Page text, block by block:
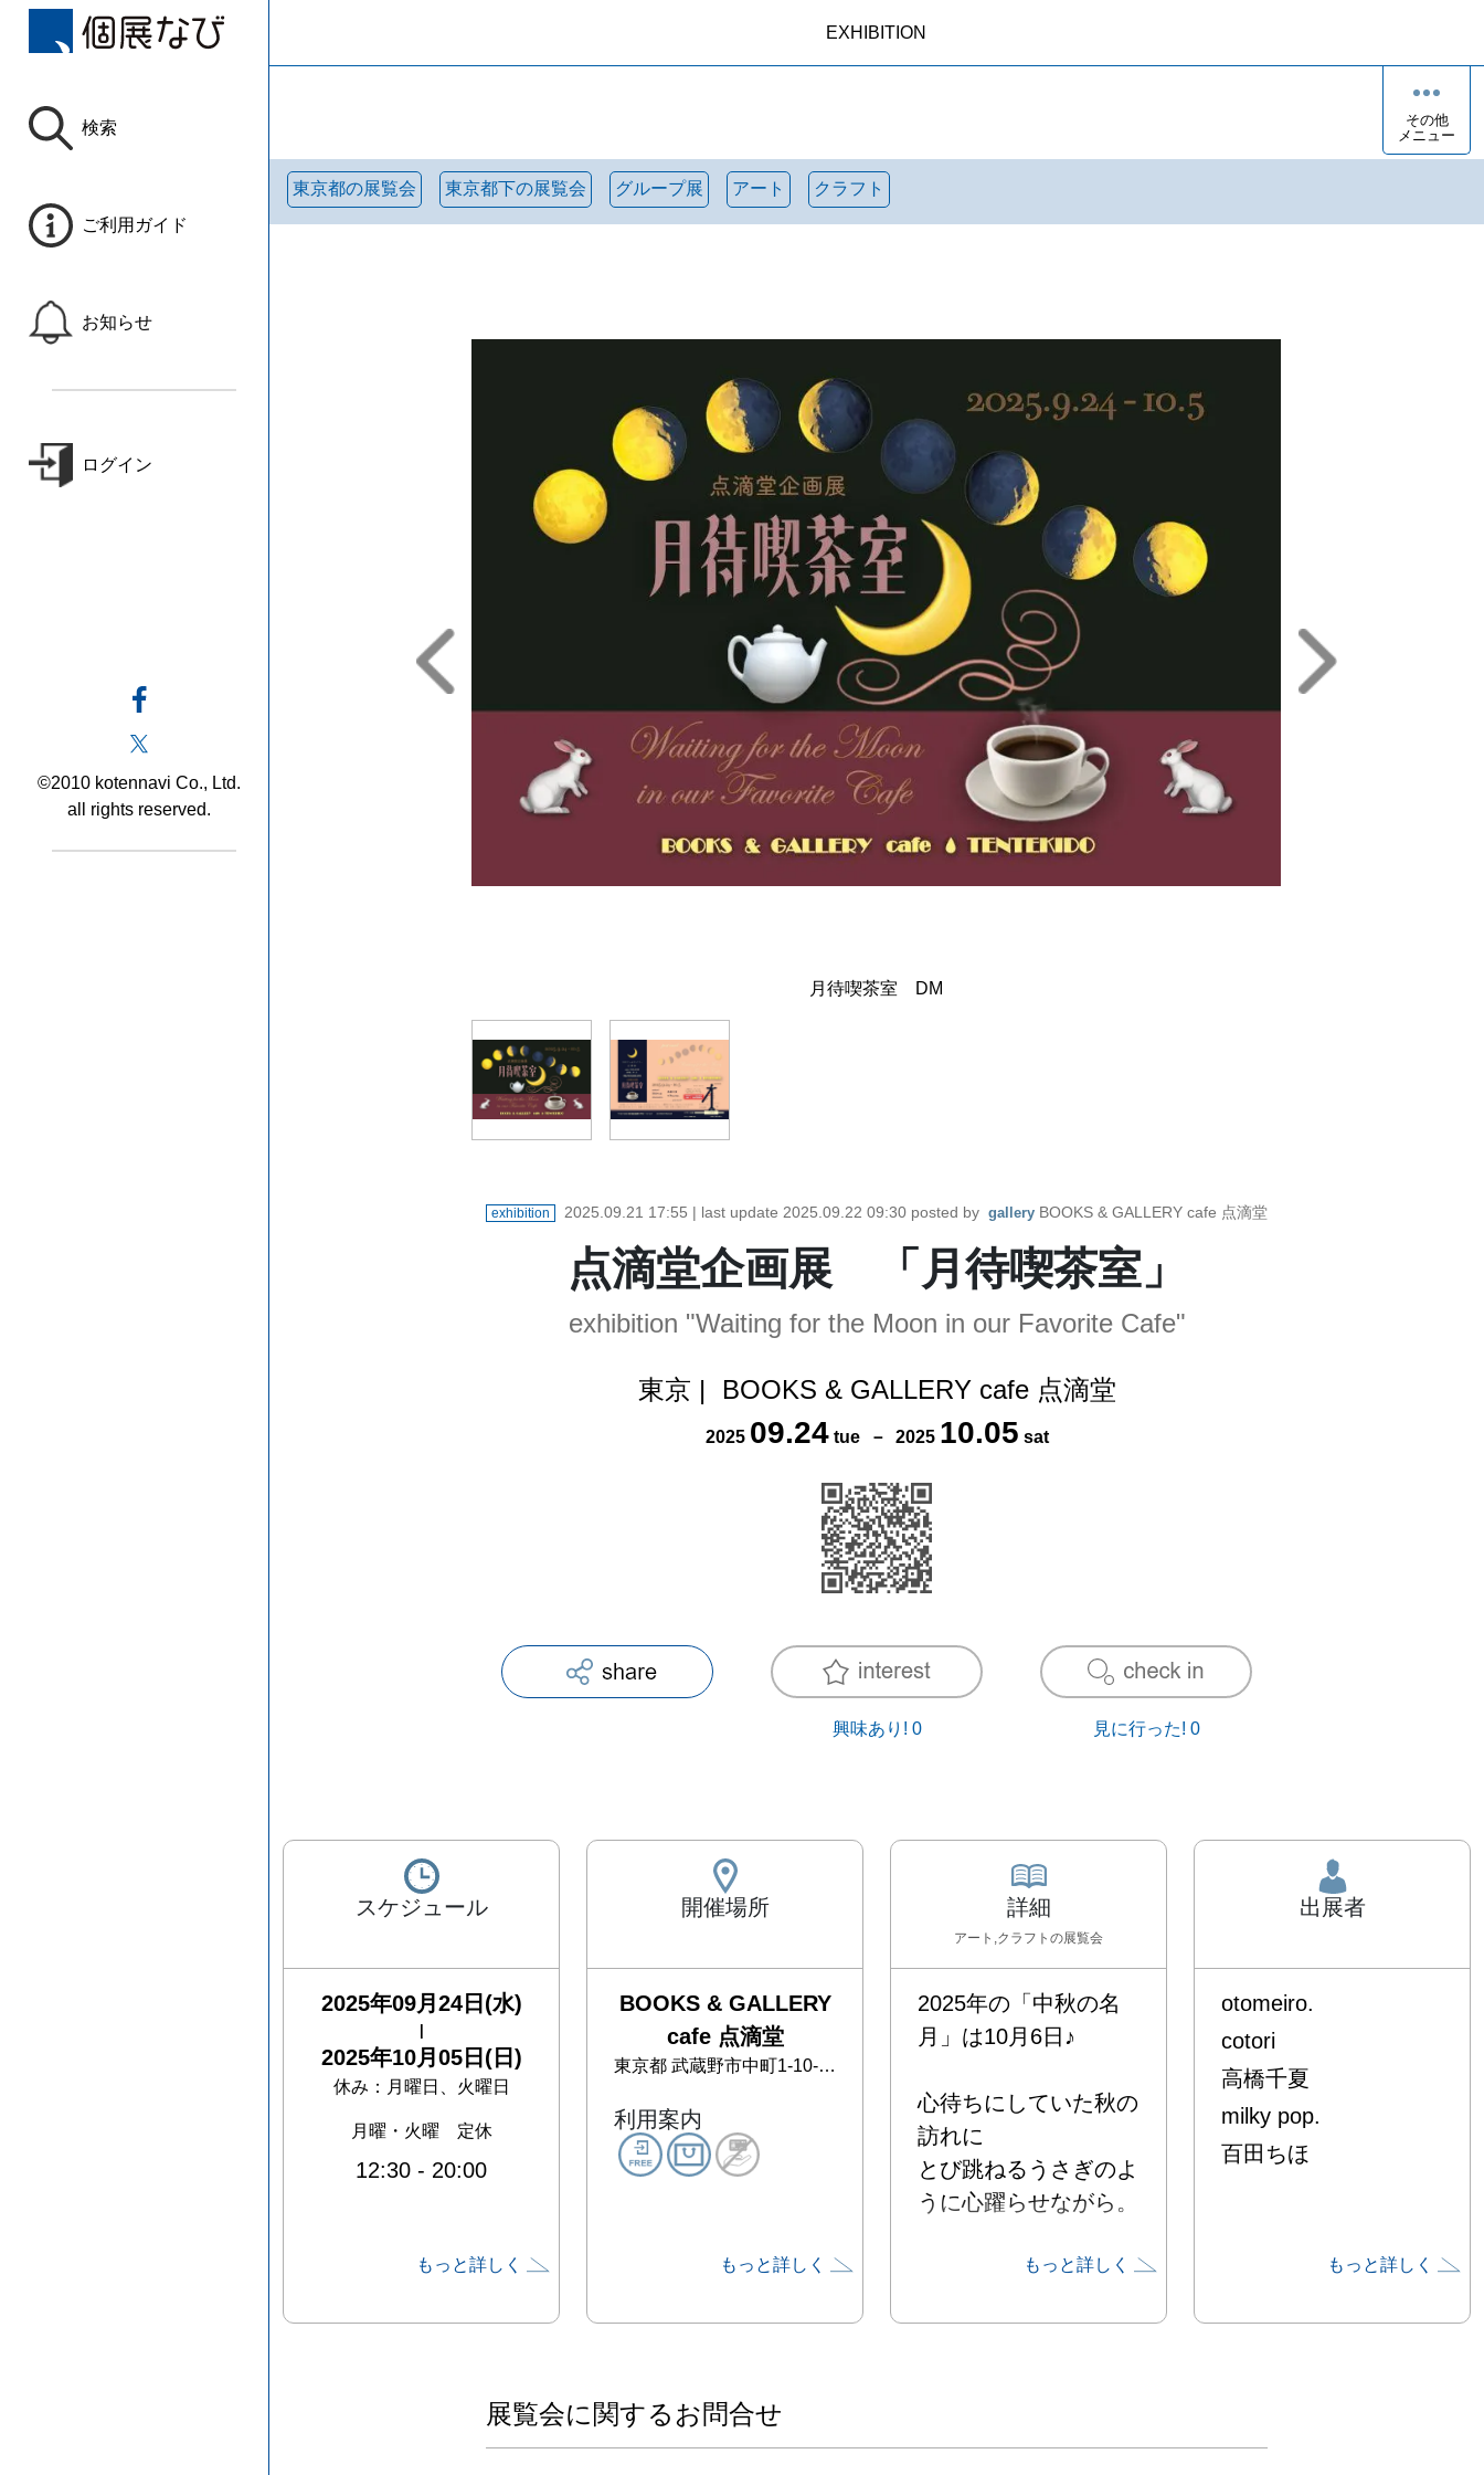
検索
ご利用ガイド
お知らせ
ログイン
©2010 kotennavi Co., Ltd.
all rights reserved.
EXHIBITION
その他
メニュー
東京都の展覧会 東京都下の展覧会 グループ展 アート クラフト
月待喫茶室 DM
月待喫茶室 DM
exhibition 2025.09.21 17:55 | last update 2025.09.22 09:30 posted by gallery BOOKS & GALLERY cafe 点滴堂
点滴堂企画展 「月待喫茶室」
exhibition "Waiting for the Moon in our Favorite Cafe"
東京 | BOOKS & GALLERY cafe 点滴堂
2025 09.24 tue－ 2025 10.05 sat
興味あり! 0 見に行った! 0
スケジュール
2025年09月24日(水)
2025年10月05日(日)
休み： 月曜日、火曜日
月曜・火曜 定休
12:30 - 20:00
もっと詳しく
開催場所
BOOKS & GALLERY
cafe 点滴堂
東京都 武蔵野市中町1-10-3-2F
利用案内
もっと詳しく
詳細
アート,クラフト の展覧会
2025年の「中秋の名
月」は10月6日♪
心待ちにしていた秋の
訪れに
とび跳ねるうさぎのよ
うに心躍らせながら。
十五夜の宵までの2週
もっと詳しく
出展者
otomeiro.
cotori
高橋千夏
milky pop.
百田ちほ
もっと詳しく
展覧会に関するお問合せ